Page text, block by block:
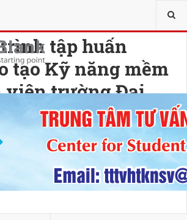
RÈN LUYỆN KỸ NĂNG
tập huấn
tạo Kỹ năng mềm
viên trường Đại
Thơ năm học 2023